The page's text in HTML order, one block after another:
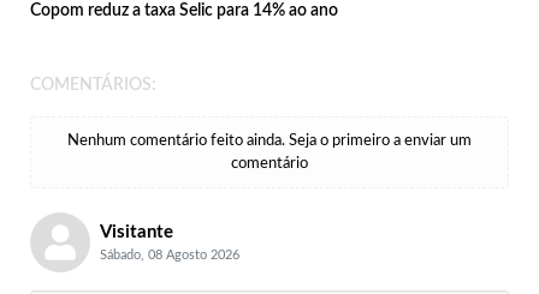
Copom reduz a taxa Selic para 14% ao ano
COMENTÁRIOS:
Nenhum comentário feito ainda. Seja o primeiro a enviar um
comentário
Visitante
Sábado, 08 Agosto 2026